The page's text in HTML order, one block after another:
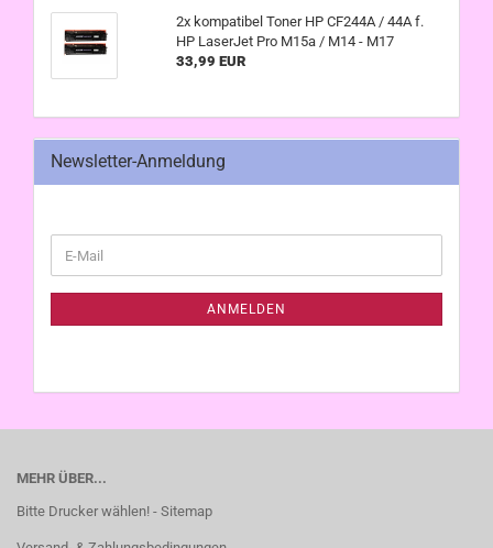
2x kompatibel Toner HP CF244A / 44A f.
HP LaserJet Pro M15a / M14 - M17
33,99 EUR
Newsletter-Anmeldung
ZUR
E-
Mail
ANMELDEN
MEHR ÜBER...
Bitte Drucker wählen! - Sitemap